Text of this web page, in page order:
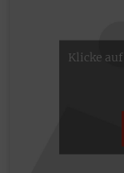
Klicke